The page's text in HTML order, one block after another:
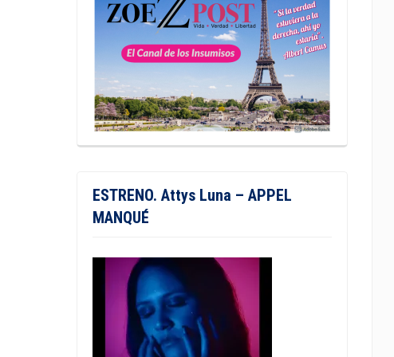
ESTRENO. Attys Luna – APPEL
MANQUÉ